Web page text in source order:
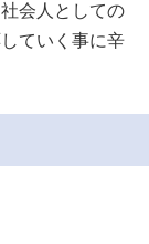
会人としての
ていく事に辛